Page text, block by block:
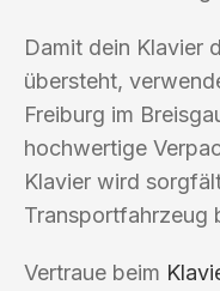
Damit dein Klavier
übersteht,
Freiburg im
hochwertige
Klavier wird
Transportfahrzeug
Vertraue beim